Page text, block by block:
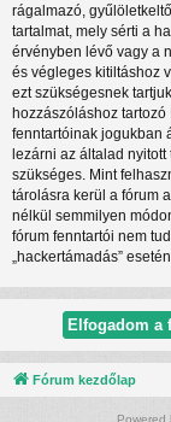
rágalmazó,
tartalmat, mely sérti a
érvényben lévő vagy a
és végleges kitiltáshoz
ezt szükségesnek
hozzászóláshoz
fenntartóinak jogukban
lezárni az általad
szükséges. Mint
tárolásra kerül a fórum
nélkül semmilyen
fórum fenntartói nem
„hackertámadás” esetén.
Fórum kezdőlap
Powered